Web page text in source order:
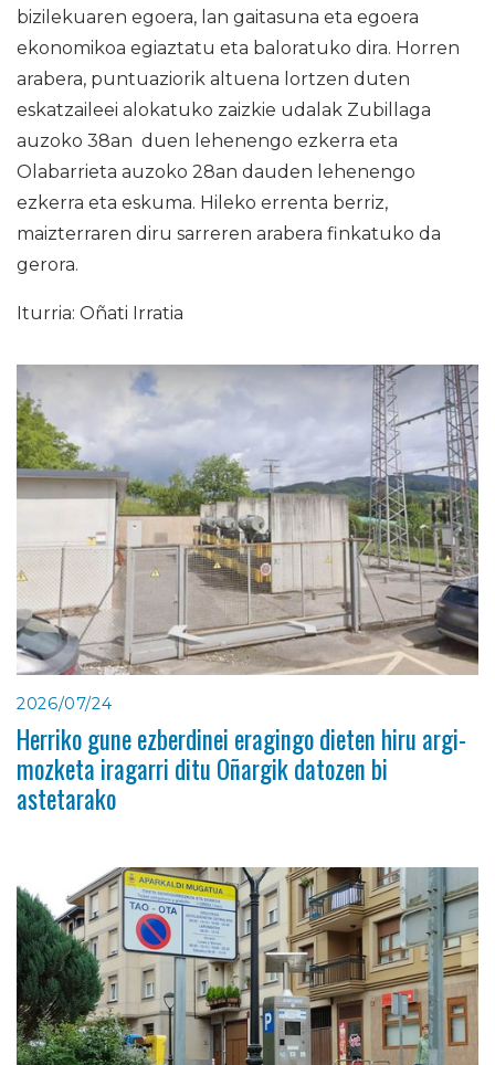
bizilekuaren egoera, lan gaitasuna eta egoera
ekonomikoa egiaztatu eta baloratuko dira. Horren
arabera, puntuaziorik altuena lortzen duten
eskatzaileei alokatuko zaizkie udalak Zubillaga
auzoko 38an duen lehenengo ezkerra eta
Olabarrieta auzoko 28an dauden lehenengo
ezkerra eta eskuma. Hileko errenta berriz,
maizterraren diru sarreren arabera finkatuko da
gerora.
Iturria: Oñati Irratia
2026/07/24
Herriko gune ezberdinei eragingo dieten hiru argi-
mozketa iragarri ditu Oñargik datozen bi
astetarako